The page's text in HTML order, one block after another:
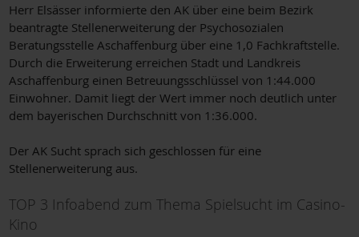
Herr Elsässer informierte den AK über eine beim Bezirk
beantragte Stellenerweiterung der Psychosozialen
Beratungsstelle Aschaffenburg über eine 1,0 Fachkraftstelle.
Durch die Erweiterung erreichen Stadt und Landkreis
Aschaffenburg einen Betreuungsschlüssel von 1:44.000
Einwohner. Damit liegt der Wert immer noch deutlich unter
dem bayerischen Durchschnitt von 1:36.000.
Der AK Sucht sprach sich geschlossen für eine
Stellenerweiterung aus.
TOP 3 Infoabend zum Thema Spielsucht im Casino-
Kino